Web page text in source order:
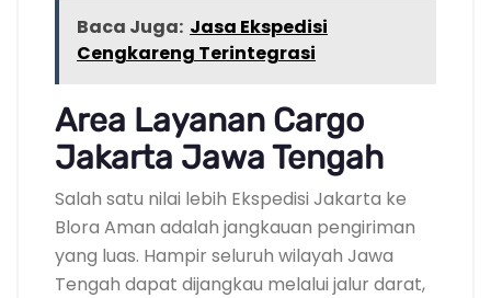
Baca Juga: Jasa Ekspedisi
Cengkareng Terintegrasi
Area Layanan Cargo
Jakarta Jawa Tengah
Salah satu nilai lebih Ekspedisi Jakarta ke
Blora Aman adalah jangkauan pengiriman
yang luas. Hampir seluruh wilayah Jawa
Tengah dapat dijangkau melalui jalur darat,